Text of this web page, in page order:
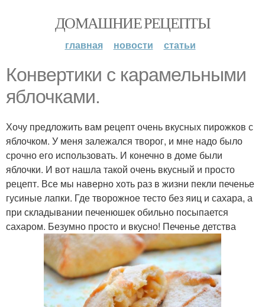
ДОМАШНИЕ РЕЦЕПТЫ
главная новости статьи
Конвертики с карамельными
яблочками.
Хочу предложить вам рецепт очень вкусных пирожков с
яблочком. У меня залежался творог, и мне надо было
срочно его использовать. И конечно в доме были
яблочки. И вот нашла такой очень вкусный и просто
рецепт. Все мы наверно хоть раз в жизни пекли печенье
гусиные лапки. Где творожное тесто без яиц и сахара, а
при складывании печенюшек обильно посыпается
сахаром. Безумно просто и вкусно! Печенье детства